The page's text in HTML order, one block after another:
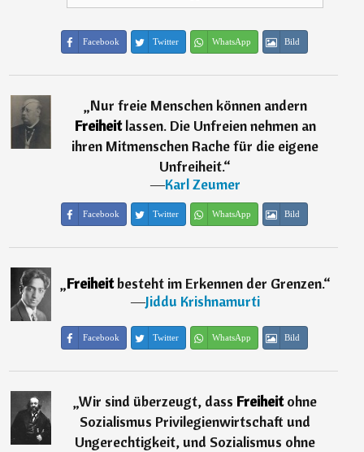
Facebook Twitter WhatsApp Bild
„Nur freie Menschen können andern
Freiheitlassen. Die Unfreien nehmen an
ihren Mitmenschen Rache für die eigene
Unfreiheit.“
―Karl Zeumer
Facebook Twitter WhatsApp Bild
„Freiheitbesteht im Erkennen der Grenzen.“
―Jiddu Krishnamurti
Facebook Twitter WhatsApp Bild
„Wir sind überzeugt, dass Freiheitohne
Sozialismus Privilegienwirtschaft und
Ungerechtigkeit, und Sozialismus ohne